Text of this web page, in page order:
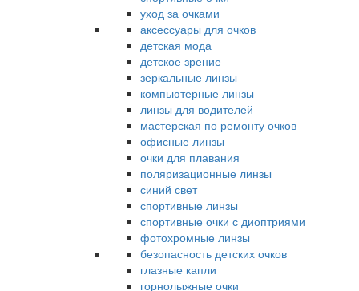
уход за очками
аксессуары для очков
детская мода
детское зрение
зеркальные линзы
компьютерные линзы
линзы для водителей
мастерская по ремонту очков
офисные линзы
очки для плавания
поляризационные линзы
синий свет
спортивные линзы
спортивные очки с диоптриями
фотохромные линзы
безопасность детских очков
глазные капли
горнолыжные очки